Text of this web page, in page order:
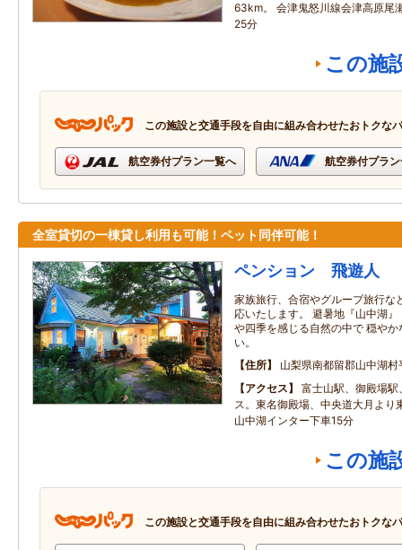
63km。 会津鬼怒川線会津高原尾
25分
この施
この施設と交通手段を自由に組み合わせたおトクな
航空券付プラン一覧へ 航空券付プラ
全室貸切の一棟貸し利用も可能！ペット同伴可能！
ペンション 飛遊人
家族旅行、合宿やグループ旅行な
応いたします。 避暑地『山中湖
や四季を感じる自然の中で 穏や
い。
住所
山梨県南都留郡山中湖
アクセス
富士山駅、御殿場
ス。東名御殿場、中央道大月より
山中湖インター下車15分
この施
この施設と交通手段を自由に組み合わせたおトクな